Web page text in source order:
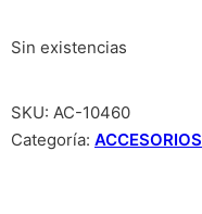
Sin existencias
SKU: AC-10460
Categoría: ACCESORIOS